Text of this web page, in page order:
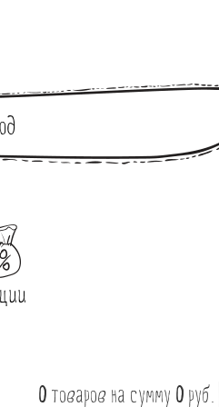
0 товаровна сумму 0руб.